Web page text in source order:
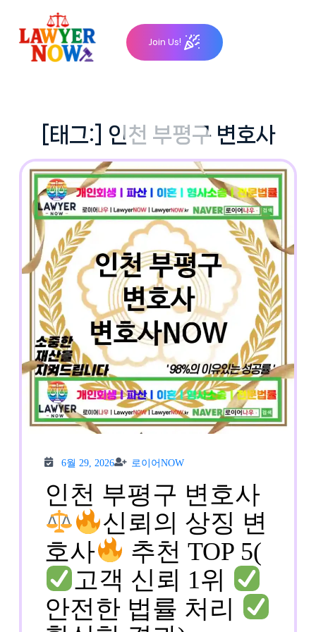
content
Join Us!
[태그:] 인천 부평구 변호사
6월 29, 2026
29,
2026
로이어NOW
어
NOW
인천 부평구 변호사
신뢰의 상징 변
호사
추천 TOP 5(
고객 신뢰 1위
안전한 법률 처리